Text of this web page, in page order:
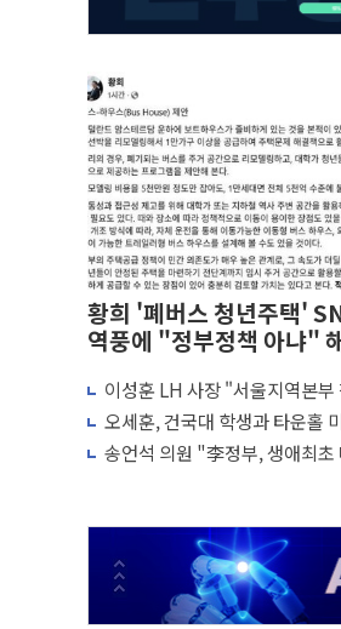
황희 '폐버스 청년주택'
역풍에 "정부정책 아냐"
이성훈 LH 사장 "서울지역본부
택으로"…직원 사기 회복도 숙
오세훈, 건국대 학생과 타운홀
년 주택 7.4만가구 공급 실현"
송언석 의원 "李정부, 생애최초
유럽증시, 美 고
최고치
미 연준 매파 기
[종합] 이슬람
美 항소법원, 백
이란 핵심 원유
美 고용 쇼크에